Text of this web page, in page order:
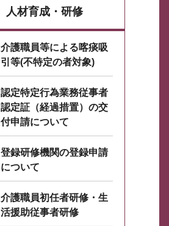
人材育成・研修
介護職員等による喀痰吸
引等(不特定の者対象)
認定特定行為業務従事者
認定証（経過措置）の交
付申請について
登録研修機関の登録申請
について
介護職員初任者研修・生
活援助従事者研修